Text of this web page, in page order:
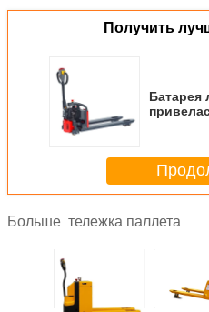
Получить
Батарея
Больше тележка паллета